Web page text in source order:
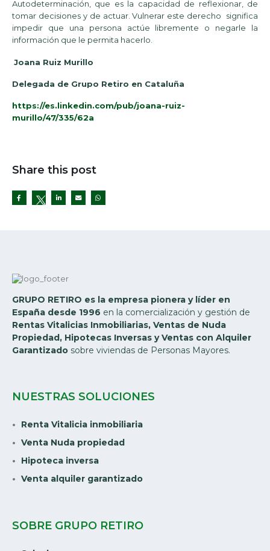
Autodeterminación, que es la capacidad de reflexionar, de
tomar decisiones y de actuar. Vulnerar este derecho significa
impedir que una persona actúe libremente o negarle la
información que le permita hacerlo.
Joana Ruiz Murillo
Delegada de Grupo Retiro en Cataluña
https://es.linkedin.com/pub/joana-ruiz-
murillo/47/335/62a
Share this post
GRUPO RETIRO es la empresa pionera y líder en
España desde 1996 en la comercialización y gestión de
Rentas Vitalicias Inmobiliarias, Ventas de Nuda
Propiedad, Hipotecas Inversas y Ventas con Alquiler
Garantizado sobre viviendas de Personas Mayores.
NUESTRAS SOLUCIONES
Renta Vitalicia inmobiliaria
Venta Nuda propiedad
Hipoteca inversa
Venta alquiler garantizado
SOBRE GRUPO RETIRO